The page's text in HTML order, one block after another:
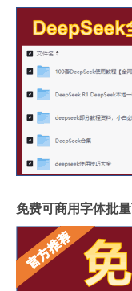
免费可商用字体批